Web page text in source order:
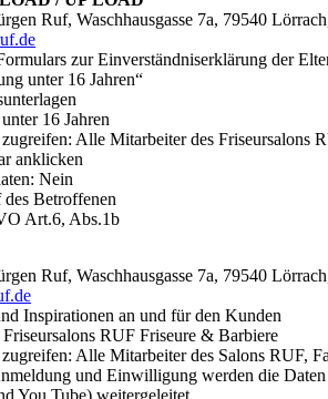
Ruf, Waschhausgasse 7a, 79540
zur Einverständniserklärung der
unter 16 Jahren“
16 Jahren
Alle Mitarbeiter des Friseursalons
anklicken
Nein
Betroffenen
Art.6, Abs.1b
Ruf, Waschhausgasse 7a, 79540
Inspirationen an und für den Kunden
RUF Friseure & Barbiere
Alle Mitarbeiter des Salons RUF,
und Einwilligung werden die
You Tube) weitergeleitet.